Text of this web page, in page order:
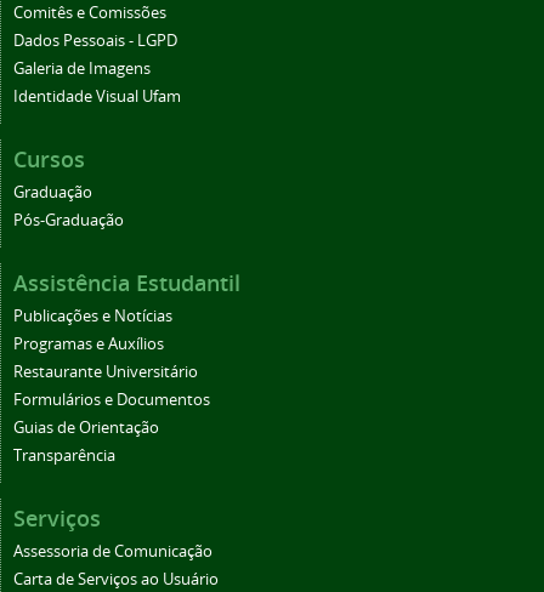
Comitês e Comissões
Dados Pessoais - LGPD
Galeria de Imagens
Identidade Visual Ufam
Cursos
Graduação
Pós-Graduação
Assistência Estudantil
Publicações e Notícias
Programas e Auxílios
Restaurante Universitário
Formulários e Documentos
Guias de Orientação
Transparência
Serviços
Assessoria de Comunicação
Carta de Serviços ao Usuário